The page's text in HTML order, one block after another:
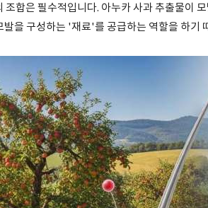
조합은 필수적입니다. 아누카 사과 추출물이
발을 구성하는 '재료'를 공급하는 역할을 하기